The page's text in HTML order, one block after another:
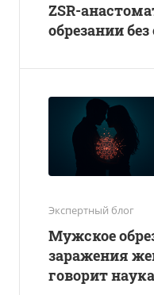
ZSR-
обрезании
Экспертный блог
Мужское
заражения
говорит наука